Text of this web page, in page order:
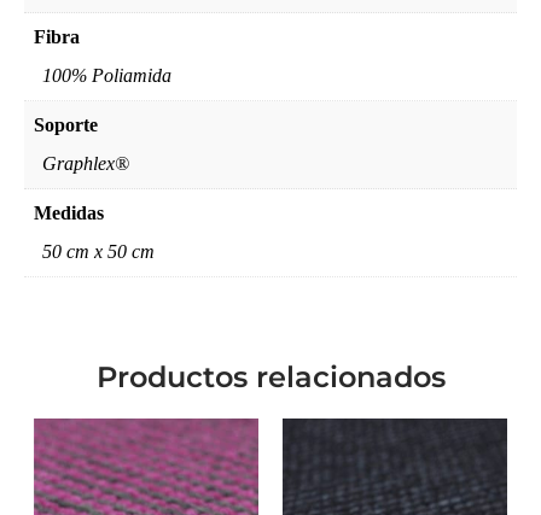
Fibra
100% Poliamida
Soporte
Graphlex®
Medidas
50 cm x 50 cm
Productos relacionados